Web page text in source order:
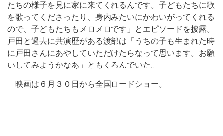
たちの様子を見に家に来てくれるんです。子どもたちに歌
を歌ってくださったり、身内みたいにかわいがってくれる
ので、子どもたちもメロメロです」とエピソードを披露。
戸田と過去に共演歴がある渡部は「うちの子も生まれた時
に戸田さんにあやしていただけたらなって思います。お願
いしてみようかなあ」ともくろんでいた。
映画は６月３０日から全国ロードショー。